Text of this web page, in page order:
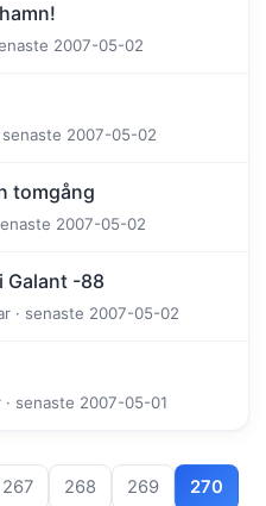
2007-05-02
senaste 2007-05-02
tomgång
2007-05-02
Galant -88
· senaste 2007-05-02
· senaste 2007-05-01
267 268 269 270